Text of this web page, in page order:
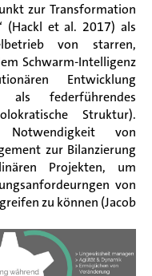
zur Transformation
(Hackl et al. 2017) als
von starren,
Schwarm-Intelligenz
Entwicklung
als federführendes
Struktur).
von
zur Bilanzierung
Projekten, um
von
zu können (Jacob